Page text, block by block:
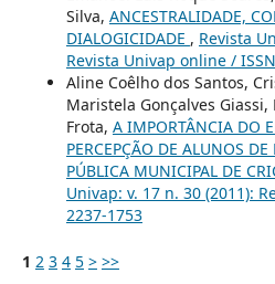
Silva, ANCESTRALIDADE,
DIALOGICIDADE , Revista
Revista Univap online /
Aline Coêlho dos Santos,
Maristela Gonçalves
Frota, A IMPORTÂNCIA DO
PERCEPÇÃO DE ALUNOS DE
PÚBLICA MUNICIPAL DE
Univap: v. 17 n. 30 (2011):
2237-1753
1 2 3 4 5 > >>